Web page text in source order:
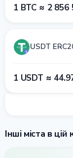
1 BTC ≈ 2 856
USDT
1 USDT ≈
Інші міста в цій